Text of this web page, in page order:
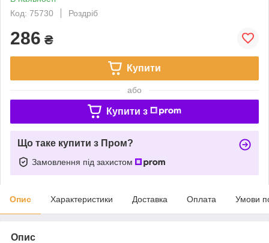
Код: 75730
Роздріб
286 ₴
Купити
або
Купити з
Що таке купити з Пром?
Замовлення під захистом
Опис Характеристики Доставка Оплата Умови
Опис